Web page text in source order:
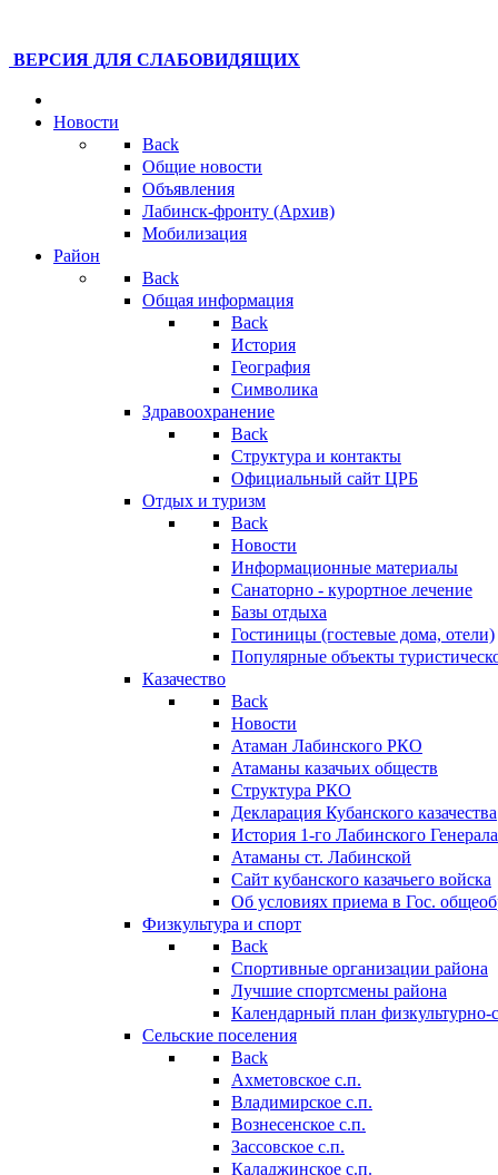
ВЕРСИЯ ДЛЯ СЛАБОВИДЯЩИХ
Новости
Back
Общие новости
Объявления
Лабинск-фронту (Архив)
Мобилизация
Район
Back
Общая информация
Back
История
География
Символика
Здравоохранение
Back
Структура и контакты
Официальный сайт ЦРБ
Отдых и туризм
Back
Новости
Информационные материалы
Санаторно - курортное лечение
Базы отдыха
Гостиницы (гостевые дома, отели)
Популярные объекты
Казачество
Back
Новости
Атаман Лабинского РКО
Атаманы казачьих обществ
Структура РКО
Декларация Кубанского казачества
История 1-го Лабинского
Атаманы ст. Лабинской
Cайт кубанского казачьего войска
Об условиях приема в Гос.
Физкультура и спорт
Back
Спортивные организации района
Лучшие спортсмены района
Календарный план
Сельские поселения
Back
Ахметовское с.п.
Владимирское с.п.
Вознесенское с.п.
Зассовское с.п.
Каладжинское с.п.